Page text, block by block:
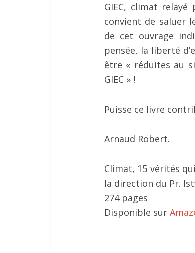
GIEC, climat
convient de saluer
de cet ouvrage
pensée, la liberté
être « réduites au
GIEC » !
Puisse ce livre
Arnaud Robert.
Climat, 15 vérités
la direction du Pr.
274 pages
Disponible sur